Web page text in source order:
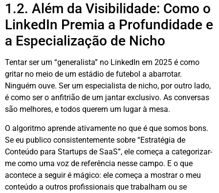
1.2. Além da Visibilidade: Como o
LinkedIn Premia a Profundidade e
a Especialização de Nicho
Tentar ser um “generalista” no LinkedIn em 2025 é como
gritar no meio de um estádio de futebol a abarrotar.
Ninguém ouve. Ser um especialista de nicho, por outro lado,
é como ser o anfitrião de um jantar exclusivo. As conversas
são melhores, e todos querem um lugar à mesa.
O algoritmo aprende ativamente no que é que somos bons.
Se eu publico consistentemente sobre “Estratégia de
Conteúdo para Startups de SaaS”, ele começa a categorizar-
me como uma voz de referência nesse campo. E o que
acontece a seguir é mágico: ele começa a mostrar o meu
conteúdo a outros profissionais que trabalham ou se